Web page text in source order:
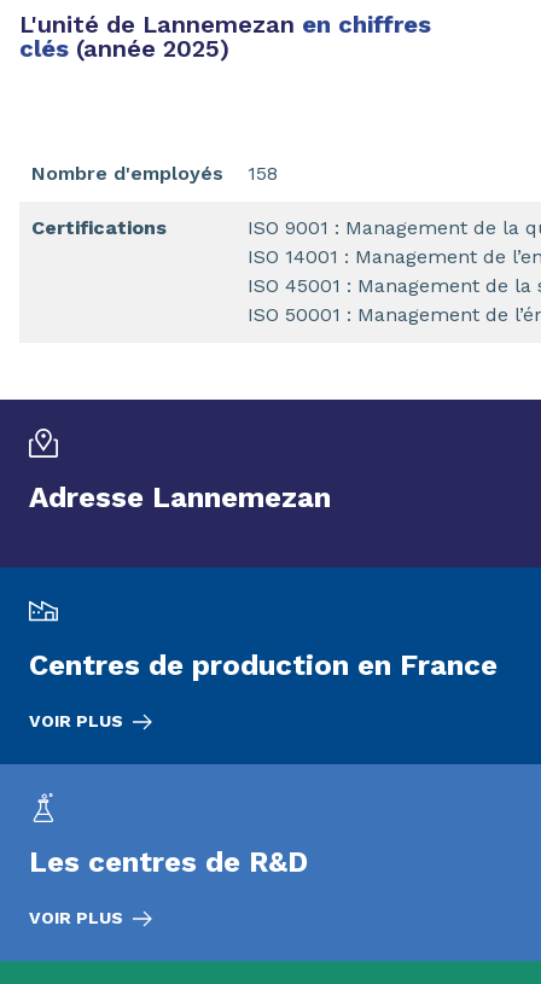
L'unité de Lannemezan en chiffres
clés (année 2025)
Nombre d'employés 158
Certifications
ISO 9001 : Management de la
ISO 14001 : Management de
ISO 45001 : Management de
ISO 50001 : Management de
Adresse Lannemezan
Centres de production en France
VOIR PLUS
Les centres de R&D
VOIR PLUS